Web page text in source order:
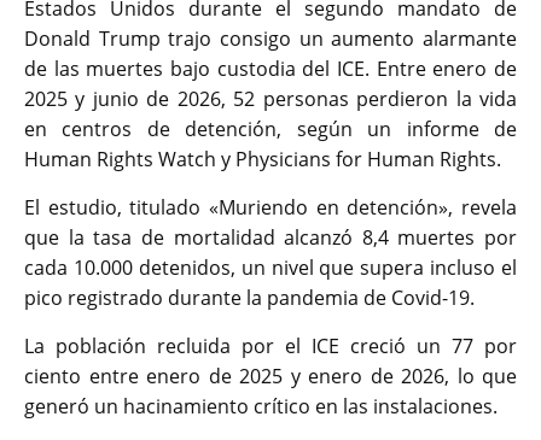
Estados Unidos durante el segundo mandato de
Donald Trump trajo consigo un aumento alarmante
de las muertes bajo custodia del ICE. Entre enero de
2025 y junio de 2026, 52 personas perdieron la vida
en centros de detención, según un informe de
Human Rights Watch y Physicians for Human Rights.
El estudio, titulado «Muriendo en detención», revela
que la tasa de mortalidad alcanzó 8,4 muertes por
cada 10.000 detenidos, un nivel que supera incluso el
pico registrado durante la pandemia de Covid-19.
La población recluida por el ICE creció un 77 por
ciento entre enero de 2025 y enero de 2026, lo que
generó un hacinamiento crítico en las instalaciones.